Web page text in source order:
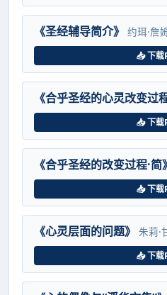
《圣经辅导简介》 约珥·詹
📥 下载
《合乎圣经的心灵改变过
📥 下载
《合乎圣经的改变过程·简》
📥 下载
《心灵层面的问题》 朱莉·
📥 下载